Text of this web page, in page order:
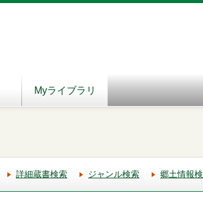
Myライブラリ
詳細蔵書検索 ジャンル検索 郷土情報